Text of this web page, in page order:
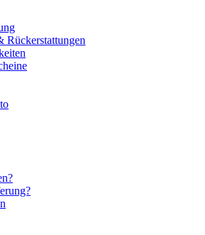
Rückerstattungen